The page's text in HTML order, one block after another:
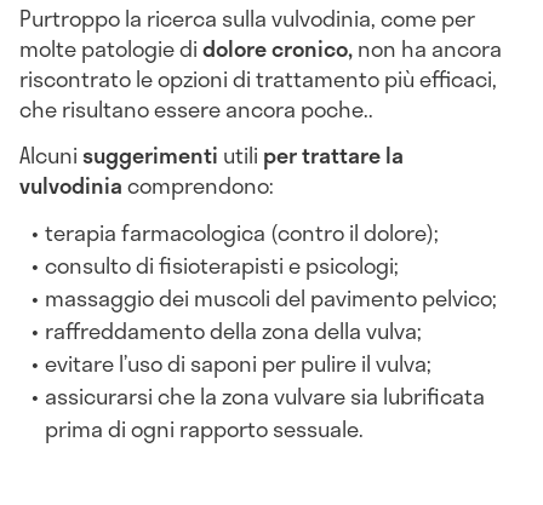
Purtroppo la ricerca sulla vulvodinia, come per
molte patologie didolore cronico,non ha ancora
riscontrato le opzioni di trattamento più efficaci,
che risultano essere ancora poche..
Alcunisuggerimenti utili per trattare la
vulvodiniacomprendono:
terapia farmacologica (contro il dolore);
consulto di fisioterapisti e psicologi;
massaggio dei muscoli del pavimento pelvico;
raffreddamento della zona della vulva;
evitare l’uso di saponi per pulire il vulva;
assicurarsi che la zona vulvare sia lubrificata
prima di ogni rapporto sessuale.